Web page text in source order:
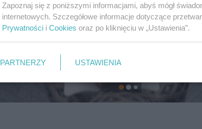
Zapoznaj się z poniższymi informacjami, abyś mógł
internetowych. Szczegółowe informacje dotyczące
Prywatności i Cookies oraz po kliknięciu w „Ustawienia”.
PARTNERZY USTAWIENIA